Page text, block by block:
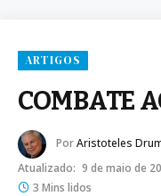
ARTIGOS
COMBATE
PorAristoteles
Atualizado: 9 de maio de
3 Mins lidos